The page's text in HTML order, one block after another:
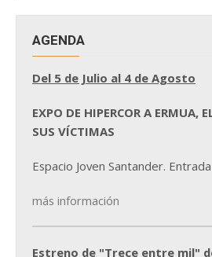
AGENDA
Del 5 de Julio al 4 de Agosto
EXPO DE HIPERCOR A ERMUA,
SUS VÍCTIMAS
Espacio Joven Santander.
más información
Estreno de "Trece entre mil"